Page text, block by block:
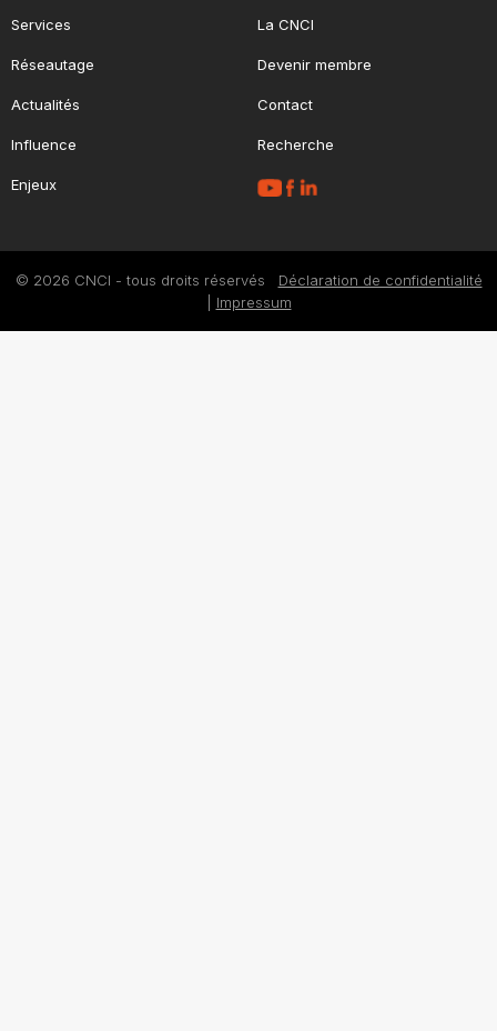
Services
Réseautage
Actualités
Influence
Enjeux
La CNCI
Devenir membre
Contact
Recherche
© 2026 CNCI - tous droits réservés Déclaration de confidentialité
Impressum